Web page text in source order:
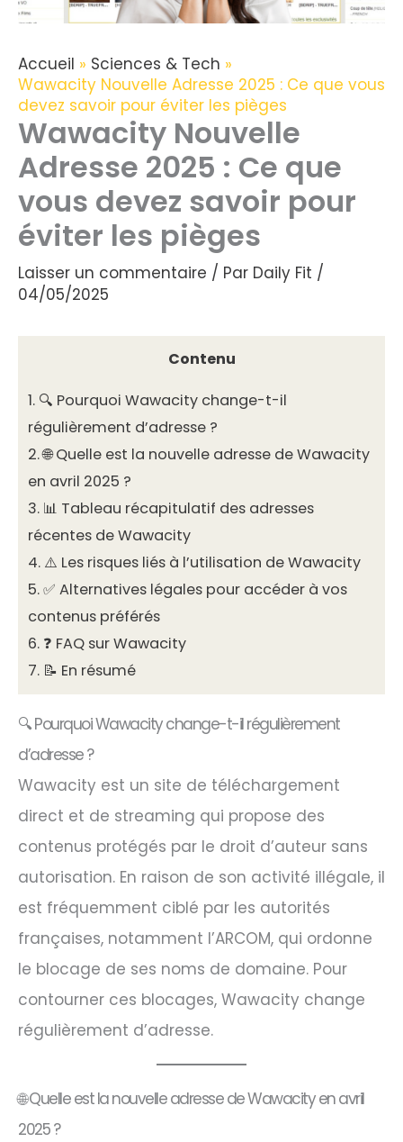
Accueil
Sciences & Tech
Wawacity Nouvelle Adresse 2025 : Ce que vous
devez savoir pour éviter les pièges
Wawacity Nouvelle
Adresse 2025 : Ce que
vous devez savoir pour
éviter les pièges
Laisser un commentaire / Par Daily Fit /
04/05/2025
Contenu
1. 🔍 Pourquoi Wawacity change-t-il
régulièrement d’adresse ?
2.🌐 Quelle est la nouvelle adresse de Wawacity
en avril 2025 ?
3. 📊 Tableau récapitulatif des adresses
récentes de Wawacity
4. ⚠️ Les risques liés à l’utilisation de Wawacity
5.✅ Alternatives légales pour accéder à vos
contenus préférés
6. ❓ FAQ sur Wawacity
7. 📝 En résumé
🔍 Pourquoi Wawacity change-t-il régulièrement
d’adresse ?
Wawacity est un site de téléchargement
direct et de streaming qui propose des
contenus protégés par le droit d’auteur sans
autorisation. En raison de son activité illégale, il
est fréquemment ciblé par les autorités
françaises, notamment l’ARCOM, qui ordonne
le blocage de ses noms de domaine. Pour
contourner ces blocages, Wawacity change
régulièrement d’adresse.​
🌐 Quelle est la nouvelle adresse de Wawacity en avril
2025 ?